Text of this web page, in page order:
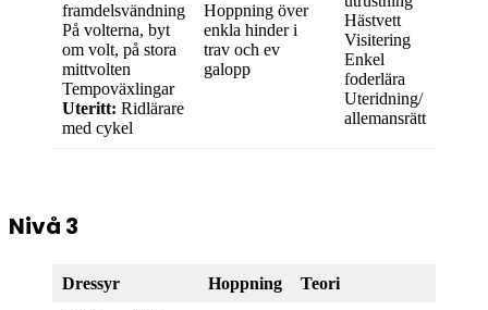
framdelsvändning
På volterna, byt
om volt, på stora
mittvolten
Tempoväxlingar
Uteritt: Ridlärare
med cykel
Hoppning över
enkla hinder i
trav och ev
galopp
Hästvett
Visitering
Enkel
foderlära
Uteridning/
allemansrätt
Nivå 3
Dressyr Hoppning Teori